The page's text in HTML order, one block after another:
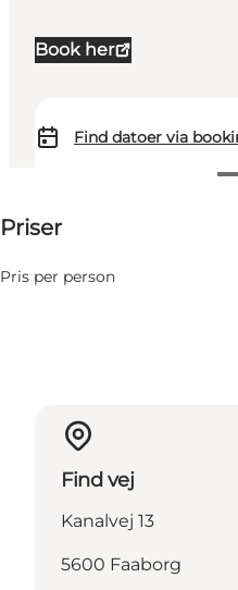
Book her
Find datoer via
Priser
Pris per person
Find vej
Kanalvej 13
5600 Faaborg